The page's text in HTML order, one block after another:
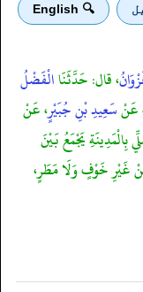
🔍 English
، قال: حَدَّثَنَاالْفَضْلُ
عَنْسَعِيدِ بْنِ جُبَيْرٍ، عَنْ
بِالْمَدِينَةِ يَجْمَعُ بَيْنَ
غَيْرِ خَوْفٍ وَلَا مَطَرٍ،